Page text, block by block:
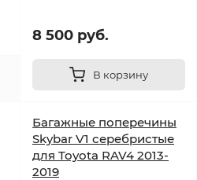
8 500 руб.
В корзину
Багажные поперечины
Skybar V1 серебристые
для Toyota RAV4 2013-
2019